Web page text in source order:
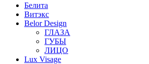
Белита
Витэкс
Belor Design
ГЛАЗА
ГУБЫ
ЛИЦО
Lux Visage